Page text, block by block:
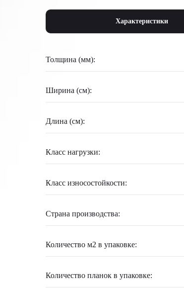
Характеристики
Толщина (мм):
Ширина (см):
Длина (см):
Класс нагрузки:
Класс износостойкости:
Страна производства:
Количество м2 в упаковке:
Количество планок в упаковке: